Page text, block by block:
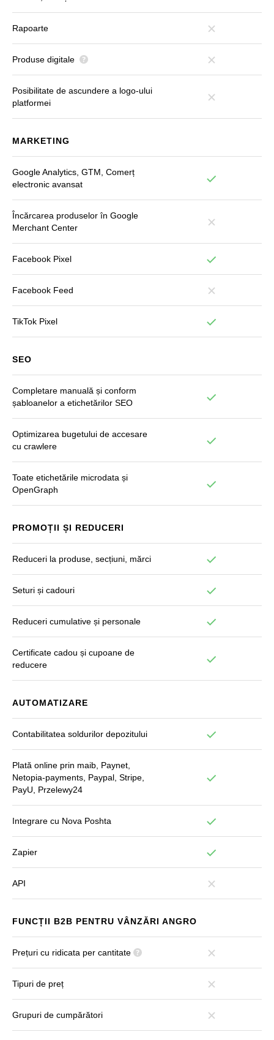
Rapoarte
Produse digitale
Posibilitate de ascundere a logo-ului
platformei
MARKETING
Google Analytics, GTM, Comerț
electronic avansat
Încărcarea produselor în Google
Merchant Center
Facebook Pixel
Facebook Feed
TikTok Pixel
SEO
Completare manuală și conform
șabloanelor a etichetărilor SEO
Optimizarea bugetului de accesare
cu crawlere
Toate etichetările microdata și
OpenGraph
PROMOȚII ȘI REDUCERI
Reduceri la produse, secțiuni, mărci
Seturi și cadouri
Reduceri cumulative și personale
Certificate cadou și cupoane de
reducere
AUTOMATIZARE
Contabilitatea soldurilor depozitului
Plată online prin maib, Paynet,
Netopia-payments, Paypal, Stripe,
PayU, Przelewy24
Integrare cu Nova Poshta
Zapier
API
FUNCȚII B2B PENTRU VÂNZĂRI ANGRO
Prețuri cu ridicata per cantitate
Tipuri de preț
Grupuri de cumpărători